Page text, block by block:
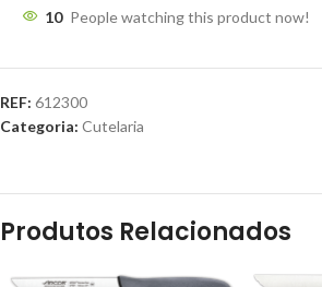
10 People watching this product now!
REF: 612300
Categoria: Cutelaria
Produtos Relacionados